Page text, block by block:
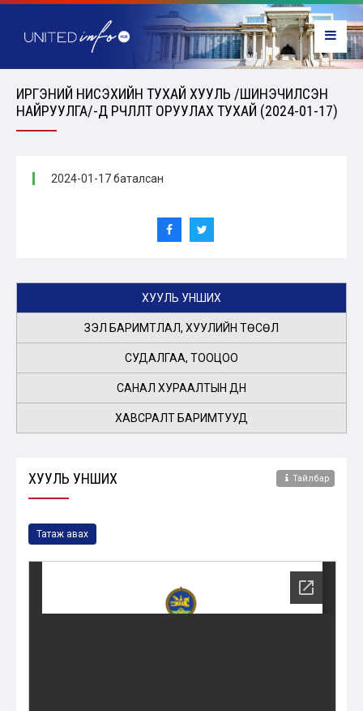
ИРГЭНИЙ НИСЭХИЙН ТУХАЙ ХУУЛЬ /ШИНЭЧИЛСЭН
НАЙРУУЛГА/-Д ӨӨРЧЛӨЛТ ОРУУЛАХ ТУХАЙ (2024-01-17)
2024-01-17 баталсан
ХУУЛЬ УНШИХ
ҮЗЭЛ БАРИМТЛАЛ, ХУУЛИЙН ТӨСӨЛ
СУДАЛГАА, ТООЦОО
САНАЛ ХУРААЛТЫН ДҮН
ХАВСРАЛТ БАРИМТУУД
ХУУЛЬ УНШИХ Тайлбар
Татаж авах